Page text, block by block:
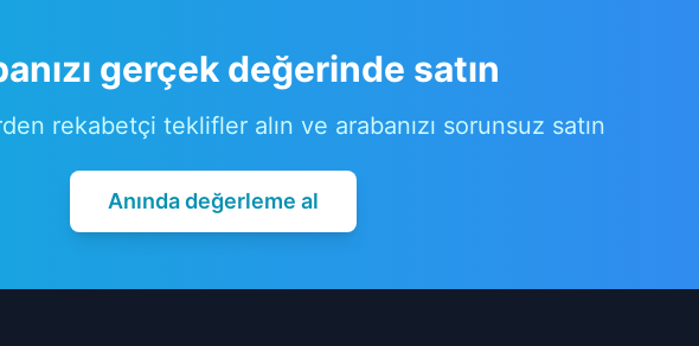
gerçek değerinde satın
rekabetçi teklifler alın ve arabanızı sorunsuz satın
Anında değerleme al